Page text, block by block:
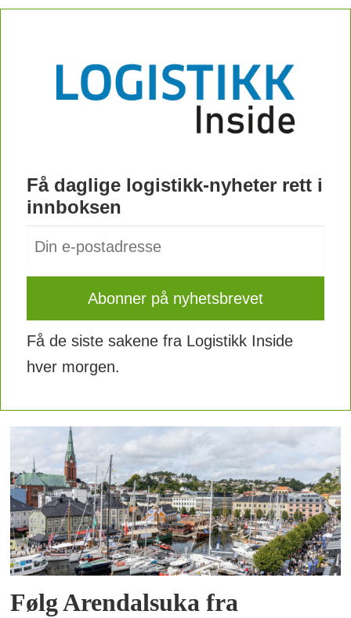
Få daglige logistikk-nyheter rett i
innboksen
Få de siste sakene fra Logistikk Inside
hver morgen.
Følg Arendalsuka fra